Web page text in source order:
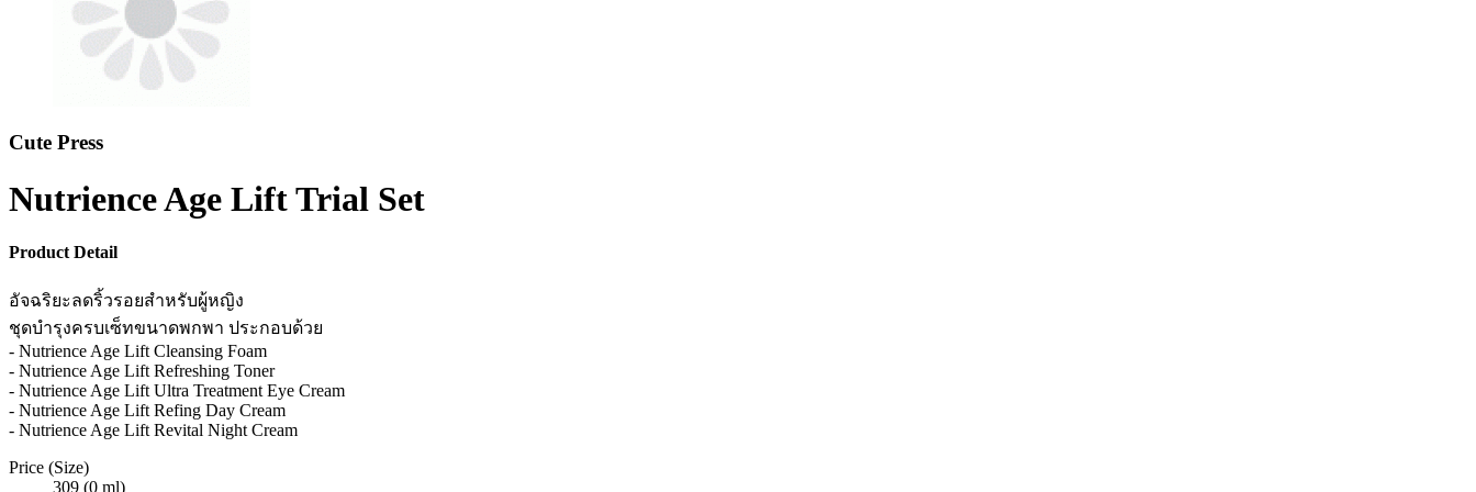
Cute Press
Nutrience Age Lift Trial Set
Product Detail
อัจฉริยะลดริ้วรอยสำหรับผู้หญิง
ชุดบำรุงครบเซ็ทขนาดพกพา ประกอบด้วย
- Nutrience Age Lift Cleansing Foam
- Nutrience Age Lift Refreshing Toner
- Nutrience Age Lift Ultra Treatment Eye Cream
- Nutrience Age Lift Refing Day Cream
- Nutrience Age Lift Revital Night Cream
Price (Size)
309 (0 ml)